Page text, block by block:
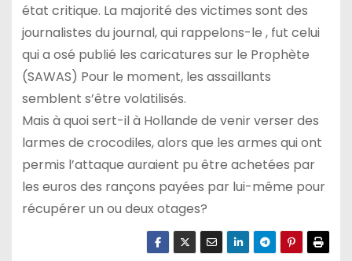
état critique. La majorité des victimes sont des
journalistes du journal, qui rappelons-le , fut celui
qui a osé publié les caricatures sur le Prophète
(SAWAS) Pour le moment, les assaillants
semblent s’être volatilisés.
Mais à quoi sert-il à Hollande de venir verser des
larmes de crocodiles, alors que les armes qui ont
permis l’attaque auraient pu être achetées par
les euros des rançons payées par lui-même pour
récupérer un ou deux otages?